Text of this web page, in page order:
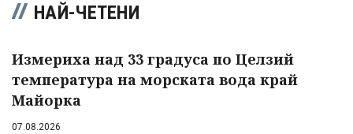
НАЙ-ЧЕТЕНИ
Измериха над 33 градуса по Целзий
температура на морската вода край
Майорка
07.08.2026